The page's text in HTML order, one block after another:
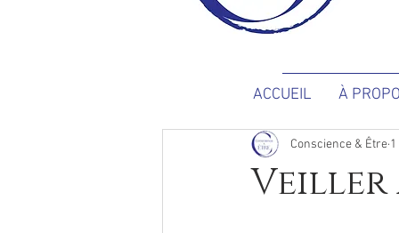
ACCUEIL À
Veiller
Conscience & Être